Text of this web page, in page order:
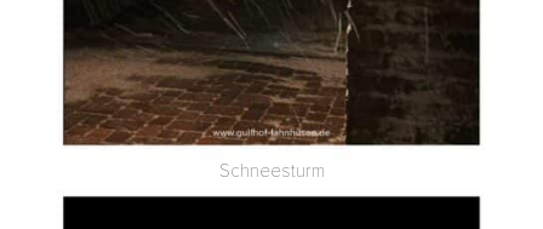
Schnee­sturm